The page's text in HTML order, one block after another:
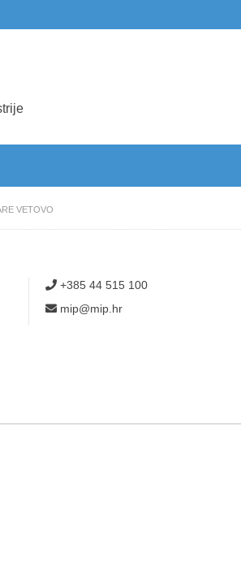
VETOVO
+385 44 515 100
mip@mip.hr